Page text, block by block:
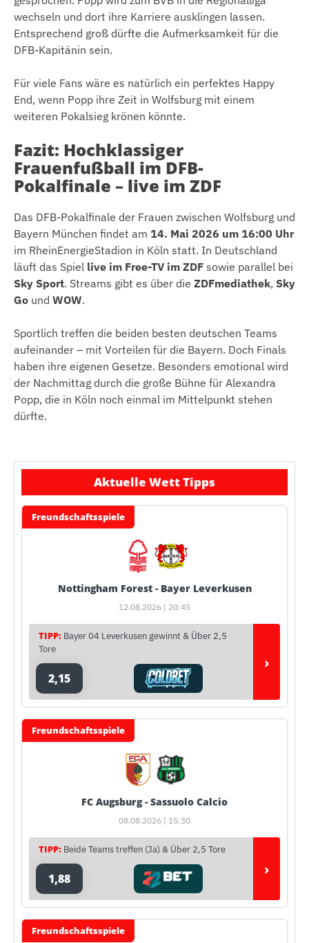
wechseln und dort ihre Karriere ausklingen lassen.
Entsprechend groß dürfte die Aufmerksamkeit für die
DFB-Kapitänin sein.
Für viele Fans wäre es natürlich ein perfektes Happy
End, wenn Popp ihre Zeit in Wolfsburg mit einem
weiteren Pokalsieg krönen könnte.
Fazit: Hochklassiger
Frauenfußball im DFB-
Pokalfinale – live im ZDF
Das DFB-Pokalfinale der Frauen zwischen Wolfsburg und
Bayern München findet am 14. Mai 2026 um 16:00 Uhr
im RheinEnergieStadion in Köln statt. In Deutschland
läuft das Spiel live im Free-TV im ZDF sowie parallel bei
Sky Sport. Streams gibt es über die ZDFmediathek, Sky
Go und WOW.
Sportlich treffen die beiden besten deutschen Teams
aufeinander – mit Vorteilen für die Bayern. Doch Finals
haben ihre eigenen Gesetze. Besonders emotional wird
der Nachmittag durch die große Bühne für Alexandra
Popp, die in Köln noch einmal im Mittelpunkt stehen
dürfte.
Aktuelle Wett Tipps
Freundschaftsspiele
Nottingham Forest - Bayer Leverkusen
12.08.2026 | 20:45
TIPP: Bayer 04 Leverkusen gewinnt & Über 2,5
Tore
2,15
›
Freundschaftsspiele
FC Augsburg - Sassuolo Calcio
08.08.2026 | 15:30
TIPP: Beide Teams treffen (Ja) & Über 2,5 Tore
1,88 ›
Freundschaftsspiele